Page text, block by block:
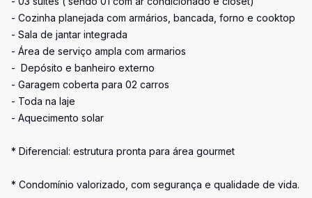
- Cozinha planejada com armários, bancada, forno e cooktop
- Sala de jantar integrada
- Área de serviço ampla com armarios
- Depósito e banheiro externo
- Garagem coberta para 02 carros
- Toda na laje
- Aquecimento solar
* Diferencial: estrutura pronta para área gourmet
* Condomínio valorizado, com segurança e qualidade de vida.